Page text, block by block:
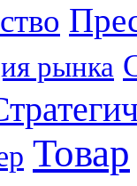
рынка
Товар